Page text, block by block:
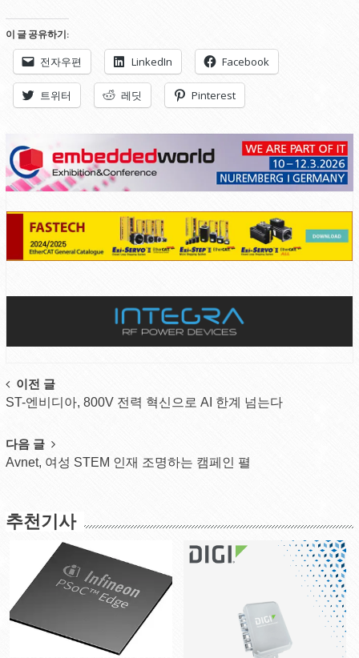
이 글 공유하기:
전자우편 LinkedIn Facebook
트위터 레딧 Pinterest
Post
navigation
이전 글
ST-엔비디아, 800V 전력 혁신으로 AI 한계 넘는다
다음 글
Avnet, 여성 STEM 인재 조명하는 캠페인 펼
추천기사